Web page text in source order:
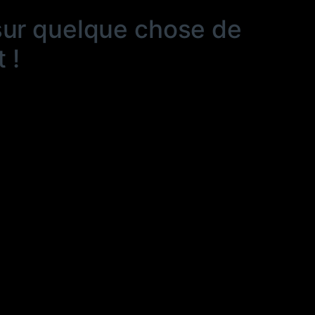
quelque chose de
!